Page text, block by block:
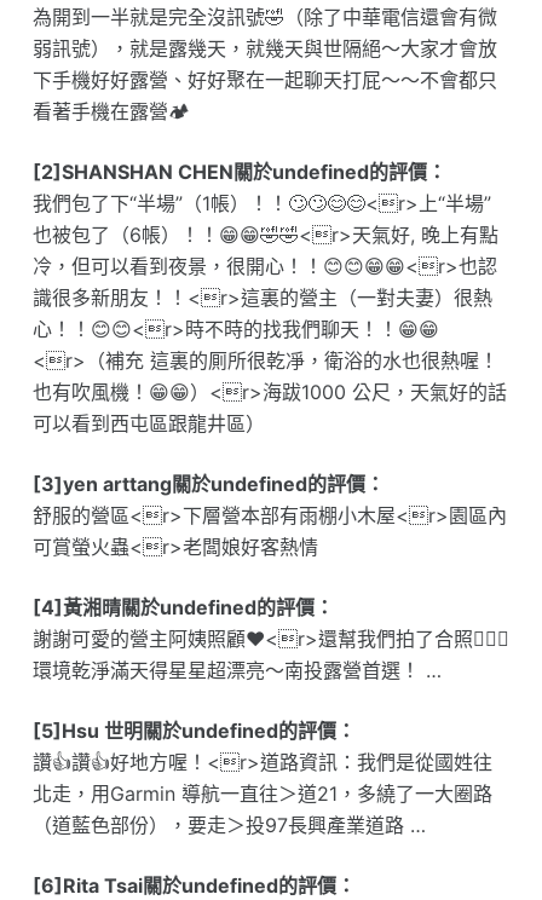
為開到一半就是完全沒訊號🤣（除了中華電信還會有微
弱訊號），就是露幾天，就幾天與世隔絕～大家才會放
下手機好好露營、好好聚在一起聊天打屁～～不會都只
看著手機在露營🏕️
[2]SHANSHAN CHEN關於undefined的評價：
我們包了下“半場”（1帳）！！🙄🙄😊😊<r>上“半場”
也被包了（6帳）！！😁😁🤣🤣<r>天氣好, 晚上有點
冷，但可以看到夜景，很開心！！😊😊😁😁<r>也認
識很多新朋友！！<r>這裏的營主（一對夫妻）很熱
心！！😊😊<r>時不時的找我們聊天！！😁😁
<r>（補充 這裏的厠所很乾凈，衛浴的水也很熱喔！
也有吹風機！😁😁）<r>海跋1000 公尺，天氣好的話
可以看到西屯區跟龍井區）
[3]yen arttang關於undefined的評價：
舒服的營區<r>下層營本部有雨棚小木屋<r>園區內
可賞螢火蟲<r>老闆娘好客熱情
[4]黃湘晴關於undefined的評價：
謝謝可愛的營主阿姨照顧❤️<r>還幫我們拍了合照🙇🏻‍♀️
環境乾淨滿天得星星超漂亮～南投露營首選！ …
[5]Hsu 世明關於undefined的評價：
讚👍讚👍好地方喔！<r>道路資訊：我們是從國姓往
北走，用Garmin 導航一直往＞道21，多繞了一大圈路
（道藍色部份），要走＞投97長興產業道路 …
[6]Rita Tsai關於undefined的評價：